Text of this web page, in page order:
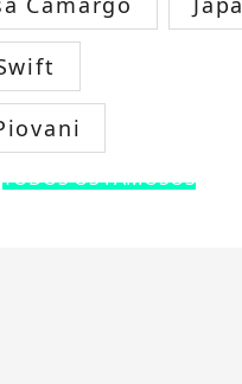
TODOS OS FAMOSOS